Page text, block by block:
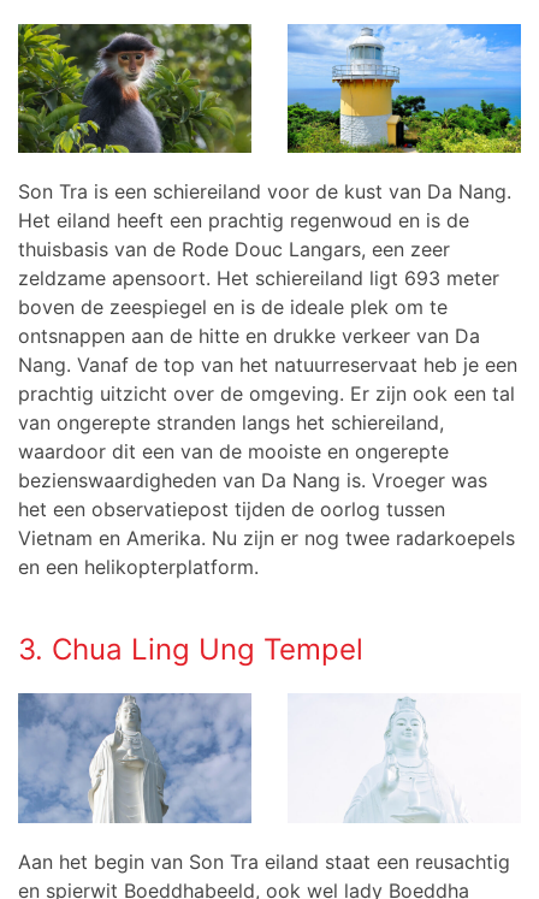
Son Tra is een schiereiland voor de kust van Da Nang.
Het eiland heeft een prachtig regenwoud en is de
thuisbasis van de Rode Douc Langars, een zeer
zeldzame apensoort. Het schiereiland ligt 693 meter
boven de zeespiegel en is de ideale plek om te
ontsnappen aan de hitte en drukke verkeer van Da
Nang. Vanaf de top van het natuurreservaat heb je een
prachtig uitzicht over de omgeving. Er zijn ook een tal
van ongerepte stranden langs het schiereiland,
waardoor dit een van de mooiste en ongerepte
bezienswaardigheden van Da Nang is. Vroeger was
het een observatiepost tijden de oorlog tussen
Vietnam en Amerika. Nu zijn er nog twee radarkoepels
en een helikopterplatform.
3. Chua Ling Ung Tempel
Aan het begin van Son Tra eiland staat een reusachtig
en spierwit Boeddhabeeld, ook wel lady Boeddha